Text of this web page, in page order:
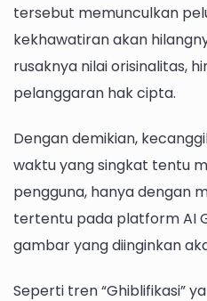
atau
tersebut memunculkan
kekhawatiran akan
rusaknya nilai orisinalitas,
pelanggaran hak cipta.
Dengan demikian,
waktu yang singkat tentu
pengguna, hanya dengan
tertentu pada platform AI
gambar yang diinginkan
Seperti tren “Ghiblifikasi”